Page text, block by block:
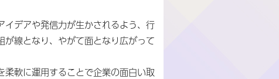
デアや発信力が生かされるよう、行
線となり、やがて面となり広がって
軟に運用することで企業の面白い取